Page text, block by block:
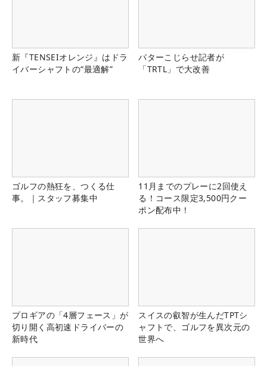
新『TENSEIオレンジ』はドラ
イバーシャフトの“最適解”
パターこじらせ記者が
「TRTL」で大改善
ゴルフの熱狂を、つくる仕
事。｜スタッフ募集中
11月までのプレーに2回使え
る！コース限定3,500円クー
ポン配布中！
プロギアの「4層フェース」が
切り開く高初速ドライバーの
新時代
スイスの叡智が生んだTPTシ
ャフトで、ゴルフを異次元の
世界へ